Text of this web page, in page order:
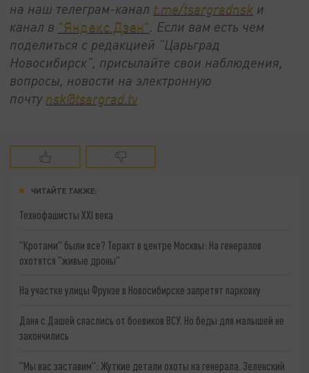
на наш телеграм-канал t.me/tsargradnsk и
канал в "Яндекс.Дзен". Если вам есть чем
поделиться с редакцией "Царьград
Новосибирск", присылайте свои наблюдения,
вопросы, новости на электронную
почту nsk@tsargrad.tv
ЧИТАЙТЕ ТАКЖЕ:
Технофашисты XXI века
"Кротами" были все? Теракт в центре Москвы: На генералов
охотятся "живые дроны"
На участке улицы Фрунзе в Новосибирске запретят парковку
Даня с Дашей спаслись от боевиков ВСУ. Но беды для малышей не
закончились
"Мы вас заставим": Жуткие детали охоты на генерала. Зеленский